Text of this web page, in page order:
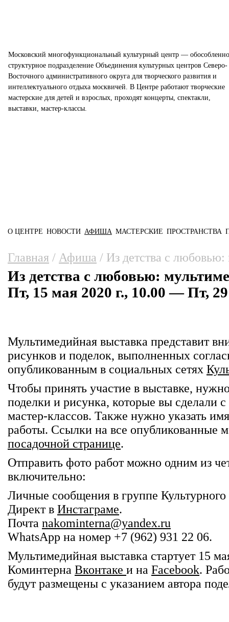
Московский многофункциональный культурный центр —
структурное подразделение Объединения культурных центров Северо-
Восточного административного округа для творческого развития и
интеллектуального отдыха москвичей. В Центре работают творческие
мастерские для детей и взрослых, проходят концерты, спектакли,
выставки, мастер-классы.
Главное меню
О ЦЕНТРЕ НОВОСТИ АФИША МАСТЕРСКИЕ ПРОСТРАНСТВА
Вы здесь
Главная / Афиша / Из детства с любовью:
Из детства с любовью:
Пт, 15 мая 2020 г., 10.00 — Пт,
Мультимедийная выставка представит
рисунков и поделок, выполненных
опубликованным в социальных сетях
Чтобы принять участие в выставке,
поделки и рисунка, которые вы сделали
мастер-классов. Также нужно указать
работы. Ссылки на все опубликованные
посадочной странице.
Отправить фото работ можно одним из
включительно:
Личные сообщения в группе
Директ в Инстаграме.
Почта nakominterna@yandex.ru
WhatsApp на номер +7 (962) 931 22 06.
Мультимедийная выставка стартует 15
Коминтерна Вконтаке и на Facebook.
будут размещены с указанием автора